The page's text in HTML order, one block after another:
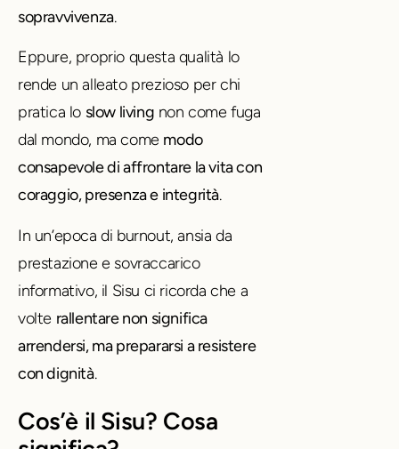
sopravvivenza.
Eppure, proprio questa qualità lo
rende un alleato prezioso per chi
pratica lo slow living non come fuga
dal mondo, ma come modo
consapevole di affrontare la vita con
coraggio, presenza e integrità.
In un’epoca di burnout, ansia da
prestazione e sovraccarico
informativo, il Sisu ci ricorda che a
volte rallentare non significa
arrendersi, ma prepararsi a resistere
con dignità.
Cos’è il Sisu? Cosa